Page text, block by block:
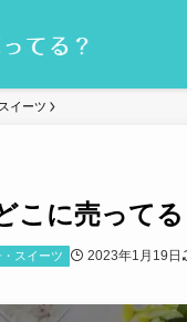
イーツ
こに売って
・スイーツ 2023年1月19日